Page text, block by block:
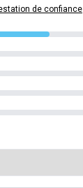
de confiance